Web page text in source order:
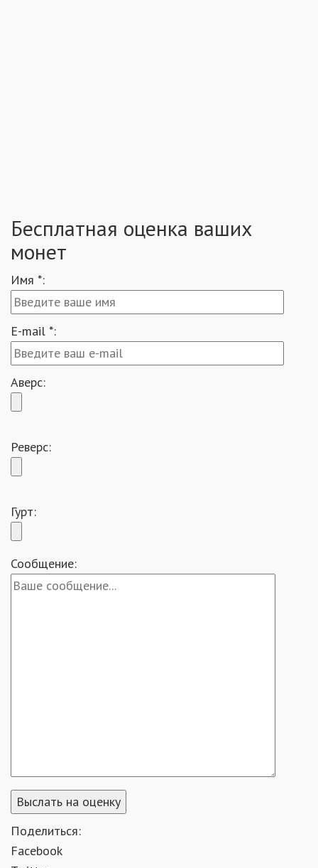
Бесплатная оценка ваших
монет
Имя *:
E-mail *:
Аверс:
Реверс:
Гурт:
Сообщение:
Поделиться:
Facebook